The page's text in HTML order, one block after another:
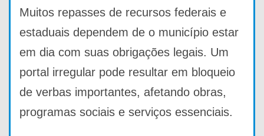
Muitos repasses de recursos federais e
estaduais dependem de o município estar
em dia com suas obrigações legais. Um
portal irregular pode resultar em bloqueio
de verbas importantes, afetando obras,
programas sociais e serviços essenciais.